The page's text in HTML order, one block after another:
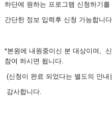
하단에 원하는 프로그램 신청하기를
간단한 정보 입력후 신청 가능합니
*본원에 내원중이신 분 대상이며,
참여 하시면 됩니다.
(신청이 완료 되었다는 별도의 안
감사합니다.